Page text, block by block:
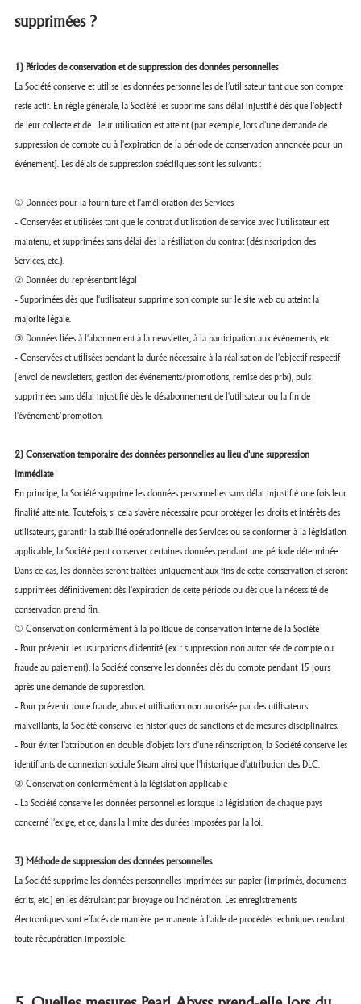
supprimées ?
1) Périodes de conservation et de suppression des données personnelles
La Société conserve et utilise les données personnelles de l’utilisateur tant que son compte
reste actif. En règle générale, la Société les supprime sans délai injustifié dès que l'objectif
de leur collecte et de leur utilisation est atteint (par exemple, lors d'une demande de
suppression de compte ou à l'expiration de la période de conservation annoncée pour un
événement). Les délais de suppression spécifiques sont les suivants :
① Données pour la fourniture et l'amélioration des Services
- Conservées et utilisées tant que le contrat d'utilisation de service avec l'utilisateur est
maintenu, et supprimées sans délai dès la résiliation du contrat (désinscription des
Services, etc.).
② Données du représentant légal
- Supprimées dès que l'utilisateur supprime son compte sur le site web ou atteint la
majorité légale.
③ Données liées à l'abonnement à la newsletter, à la participation aux événements, etc.
- Conservées et utilisées pendant la durée nécessaire à la réalisation de l'objectif respectif
(envoi de newsletters, gestion des événements/promotions, remise des prix), puis
supprimées sans délai injustifié dès le désabonnement de l'utilisateur ou la fin de
l'événement/promotion.
2) Conservation temporaire des données personnelles au lieu d'une suppression
immédiate
En principe, la Société supprime les données personnelles sans délai injustifié une fois leur
finalité atteinte. Toutefois, si cela s'avère nécessaire pour protéger les droits et intérêts des
utilisateurs, garantir la stabilité opérationnelle des Services ou se conformer à la législation
applicable, la Société peut conserver certaines données pendant une période déterminée.
Dans ce cas, les données seront traitées uniquement aux fins de cette conservation et seront
supprimées définitivement dès l'expiration de cette période ou dès que la nécessité de
conservation prend fin.
① Conservation conformément à la politique de conservation interne de la Société
- Pour prévenir les usurpations d'identité (ex. : suppression non autorisée de compte ou
fraude au paiement), la Société conserve les données clés du compte pendant 15 jours
après une demande de suppression.
- Pour prévenir toute fraude, abus et utilisation non autorisée par des utilisateurs
malveillants, la Société conserve les historiques de sanctions et de mesures disciplinaires.
- Pour éviter l'attribution en double d'objets lors d'une réinscription, la Société conserve les
identifiants de connexion sociale Steam ainsi que l'historique d'attribution des DLC.
② Conservation conformément à la législation applicable
- La Société conserve les données personnelles lorsque la législation de chaque pays
concerné l'exige, et ce, dans la limite des durées imposées par la loi.
3) Méthode de suppression des données personnelles
La Société supprime les données personnelles imprimées sur papier (imprimés, documents
écrits, etc.) en les détruisant par broyage ou incinération. Les enregistrements
électroniques sont effacés de manière permanente à l'aide de procédés techniques rendant
toute récupération impossible.